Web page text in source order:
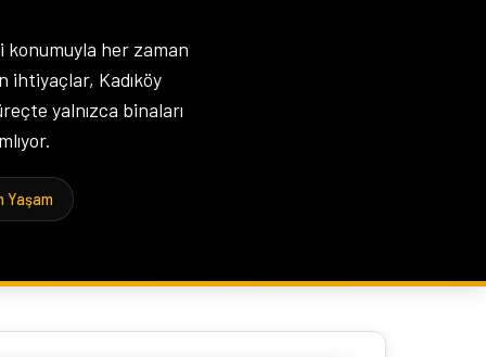
konumuyla her zaman
ihtiyaçlar, Kadıköy
yalnızca binaları
Yaşam